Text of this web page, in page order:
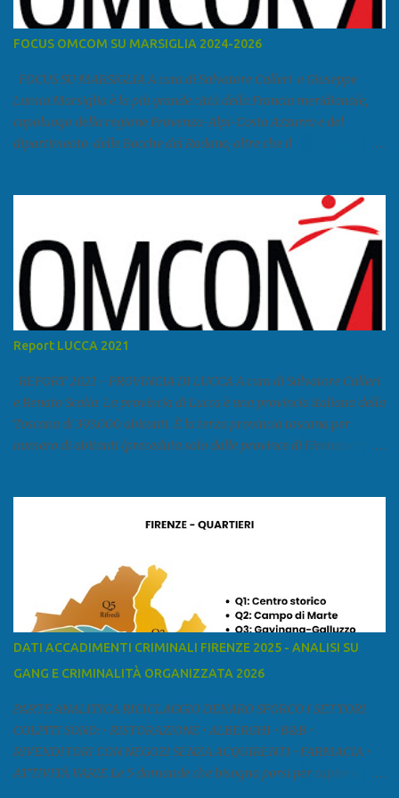
FOCUS OMCOM SU MARSIGLIA 2024-2026
FOCUS SU MARSIGLIA A cura di Salvatore Calleri e Giuseppe
Lumia Marsiglia è la più grande città della Francia meridionale,
capoluogo della regione Provenza-Alpi-Costa Azzurra e del
dipartimento delle Bocche del Rodano, oltre che il
come area metropolitana. Studiare quanto succede a Marsiglia è
molto importante per la geopolitica narcomafiosa perché
Marsiglia ha il porto in asse con la Corsica, Genova, Livorno e
Napoli e le banlieu gemellate con le periferie milanesi. Secondo il
rapporto della DCSA è uno dei principali scali del narcotraffico dal
sudamerica, in particolare Ecuador e Cile. Marsiglia è una città
multietnica, con un 40 per cento di islamici e nonostante questo e
nonostante il forte tasso di criminalità che attira molti giovani,
emerge a prescindere dalla religione una forte identità ...
Report LUCCA 2021
REPORT 2021 - PROVINCIA DI LUCCA A cura di Salvatore Calleri
e Renato Scalia La provincia di Lucca è una provincia italiana della
Toscana di 393.000 abitanti. È la terza provincia toscana per
numero di abitanti (preceduta solo dalle province di Firenze e Pisa)
a est con le province di Pistoia e di Firenze, a sud con la provincia di
Lucca Ÿ la Versilia Ÿ la Media Valle del Serchio Ÿ la Garfagnana
Fonte: wikipedia Presenze mafiose e criminali (principali) Le
presenze mafiose in provincia sono assai rilevanti. Si segnala che
nella relazione del 2001 della Commissione parlamentare
Livorno e Lucca agiscono i clan dei Fedele...” Dalla ricerc...
DATI ACCADIMENTI CRIMINALI FIRENZE 2025 - ANALISI SU
GANG E CRIMINALITÀ ORGANIZZATA 2026
PARTE ANALITICA RICICLAGGIO DENARO SPORCO I SETTORI
COLPITI SONO: • RISTORAZIONE • ALBERGHI • B&B •
RIVENDITORI CON NEGOZI SENZA ACQUIRENTI • FARMACIA •
ATTIVITÀ VARIE Le 5 domande che bisogna porsi per capire e